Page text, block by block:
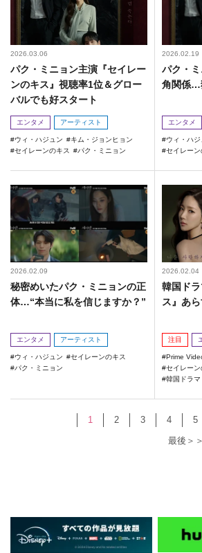
2026.03.06
パク・ミニョン主演『セイレー
ンのキス』視聴率1位＆グロー
バルでも好スタート
エンタメ アーティスト
ウィ・ハジュン
キム・ジョンヒョン
セイレーンのキス
パク・ミニョン
2026.02.19
パク・
角関係…
エンタメ
ウィ・ハジ
セイレーン
2026.02.09
秘密めいたパク・ミニョンの正
体…“本当に私を信じますか？”
エンタメ アーティスト
ウィ・ハジュン
セイレーンのキス
パク・ミニョン
2026.02.04
韓国ド
ス』あ
注目
Prime
セイレーン
韓国ドラマ
1 2 3 4 5
最後＞＞